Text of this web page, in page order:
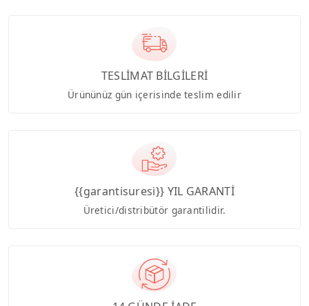
TESLİMAT BİLGİLERİ
Ürününüz gün içerisinde teslim edilir
{{garantisuresi}} YIL GARANTİ
Üretici/distribütör garantilidir.